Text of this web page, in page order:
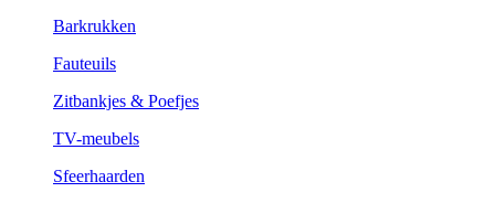
Barkrukken
Fauteuils
Zitbankjes & Poefjes
TV-meubels
Sfeerhaarden